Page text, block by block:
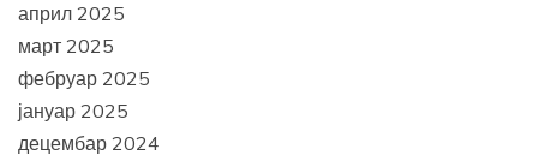
април 2025
март 2025
фебруар 2025
јануар 2025
децембар 2024